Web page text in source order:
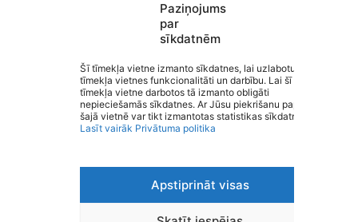
Paziņojums
par
sīkdatnēm
Šī tīmekļa vietne izmanto sīkdatnes, lai uzlabotu
tīmekļa vietnes funkcionalitāti un darbību. Lai šī
tīmekļa vietne darbotos tā izmanto obligāti
nepieciešamās sīkdatnes. Ar Jūsu piekrišanu papildus
šajā vietnē var tikt izmantotas statistikas sīkdatnes.
Lasīt vairāk Privātuma politika
Apstiprināt visas
Burtnieku Ausekļa pamatskola
Privātuma politika